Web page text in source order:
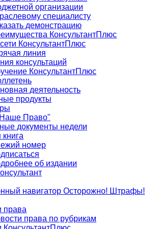
организации
специалисту
демонстрацию
КонсультантПлюс
КонсультантПлюс
линия
консультаций
КонсультантПлюс
деятельность
продукты
Право"
документы недели
книга
номер
об издании
навигатор Осторожно! Штрафы!
права
права по рубрикам